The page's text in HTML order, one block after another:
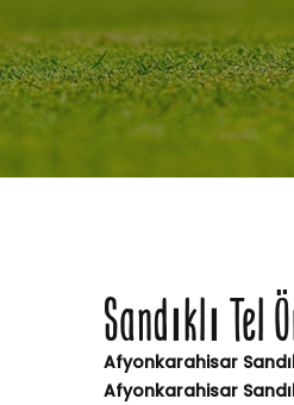
Sandıklı Tel
Afyonkarahisar
Afyonkarahisar